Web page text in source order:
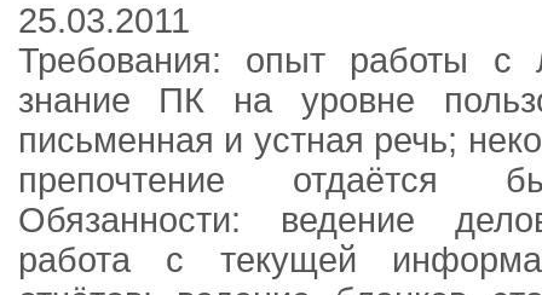
25.03.2011
Требования: опыт работы
знание ПК на уровне
письменная и устная речь;
препочтение отдаётся
Обязанности: ведение
работа с текущей